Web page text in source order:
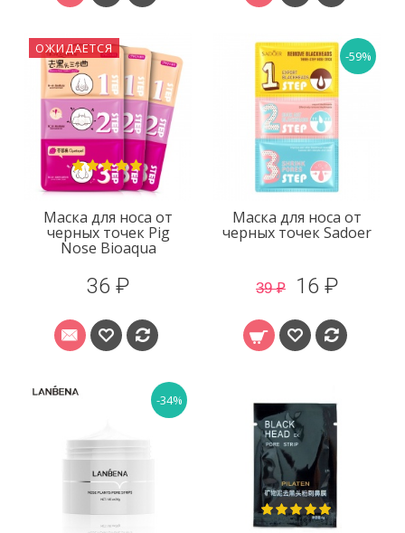
ОЖИДАЕТСЯ
Маска для носа от
черных точек Pig
Nose Bioaqua
36 ₽
-59%
Маска для носа от
черных точек Sadoer
39 ₽ 16 ₽
-34%